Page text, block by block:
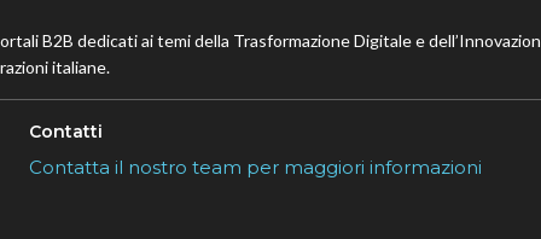
B2B dedicati ai temi della Trasformazione Digitale e
italiane.
Contatti
Contatta il nostro team per maggiori informazioni